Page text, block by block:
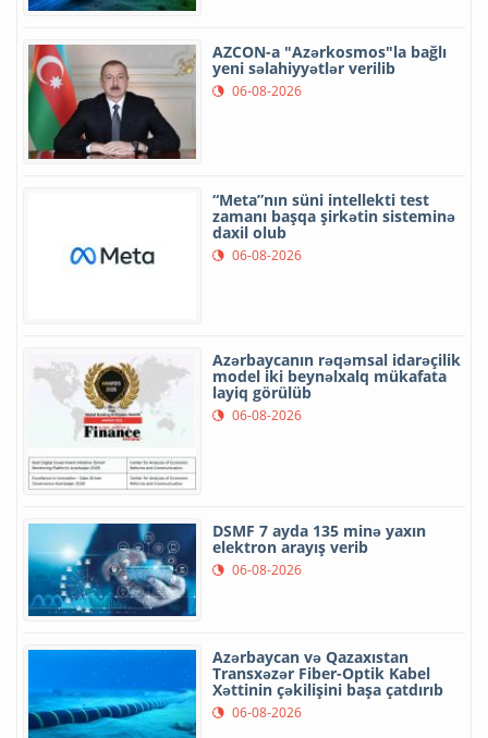
AZCON-a "Azərkosmos"la bağlı
yeni səlahiyyətlər verilib
06-08-2026
“Meta”nın süni intellekti test
zamanı başqa şirkətin sisteminə
daxil olub
06-08-2026
Azərbaycanın rəqəmsal idarəçilik
model iki beynəlxalq mükafata
layiq görülüb
06-08-2026
DSMF 7 ayda 135 minə yaxın
elektron arayış verib
06-08-2026
Azərbaycan və Qazaxıstan
Transxəzər Fiber-Optik Kabel
Xəttinin çəkilişini başa çatdırıb
06-08-2026